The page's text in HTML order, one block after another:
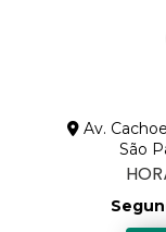
Av.
São